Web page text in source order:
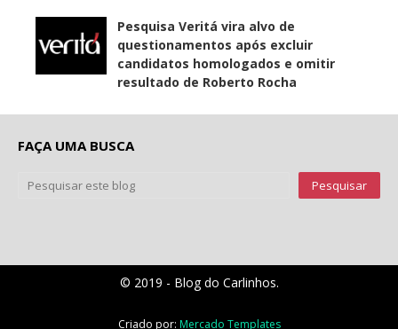
Pesquisa Veritá vira alvo de
questionamentos após excluir
candidatos homologados e omitir
resultado de Roberto Rocha
FAÇA UMA BUSCA
© 2019 - Blog do Carlinhos.
Criado por: Mercado Templates